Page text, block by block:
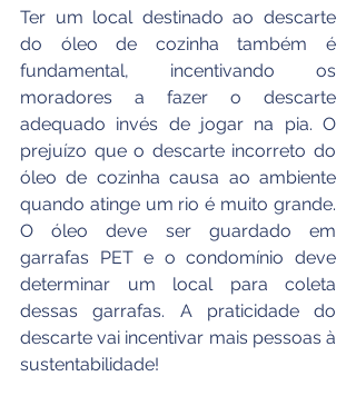
Ter um local destinado ao descarte
do óleo de cozinha também é
fundamental, incentivando os
moradores a fazer o descarte
adequado invés de jogar na pia. O
prejuízo que o descarte incorreto do
óleo de cozinha causa ao ambiente
quando atinge um rio é muito grande.
O óleo deve ser guardado em
garrafas PET e o condomínio deve
determinar um local para coleta
dessas garrafas. A praticidade do
descarte vai incentivar mais pessoas à
sustentabilidade!